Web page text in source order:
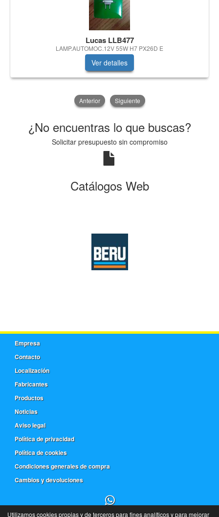
Lucas LLB477
LAMP.AUTOMOC.12V 55W H7 PX26D E
Ver detalles
Anterior Siguiente
¿No encuentras lo que buscas?
Solicitar presupuesto sin compromiso
Catálogos Web
Empresa
Contacto
Localización
Fabricantes
Productos
Noticias
Aviso legal
Política de privacidad
Política de cookies
Condiciones generales de compra
Cambios y devoluciones
Utilizamos cookies propias y de terceros para fines analíticos y para mejorar